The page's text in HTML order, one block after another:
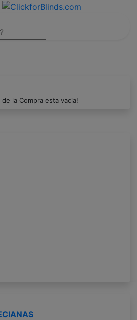
de la Compra esta vacia!